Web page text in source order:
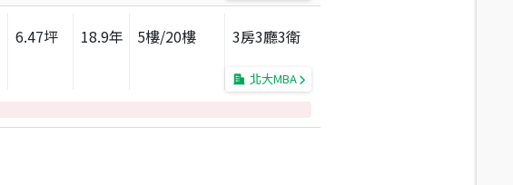
6.47坪 18.9年 5樓/20樓 3房3廳3衛
北大MBA